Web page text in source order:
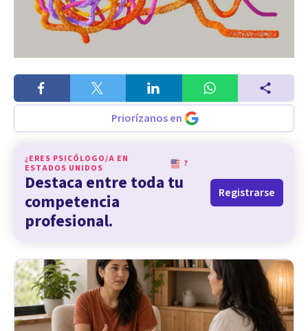
Priorízanos en
¿ERES PSICÓLOGO/A EN
ESTADOS UNIDOS
?
Destaca entre toda tu
competencia
profesional.
Registrarse